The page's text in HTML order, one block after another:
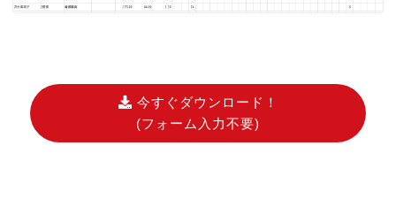
今すぐダウンロード！
(フォーム入力不要)